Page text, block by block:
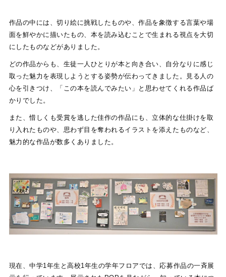
作品の中には、切り絵に挑戦したものや、作品を象徴する言葉や場
面を鮮やかに描いたもの、本を読み込むことで生まれる視点を大切
にしたものなどがありました。
どの作品からも、生徒一人ひとりが本と向き合い、自分なりに感じ
取った魅力を表現しようとする姿勢が伝わってきました。見る人の
心を引きつけ、「この本を読んでみたい」と思わせてくれる作品ば
かりでした。
また、惜しくも受賞を逃した佳作の作品にも、立体的な仕掛けを取
り入れたものや、思わず目を奪われるイラストを添えたものなど、
魅力的な作品が数多くありました。
現在、中学1年生と高校1年生の学年フロアでは、応募作品の一斉展